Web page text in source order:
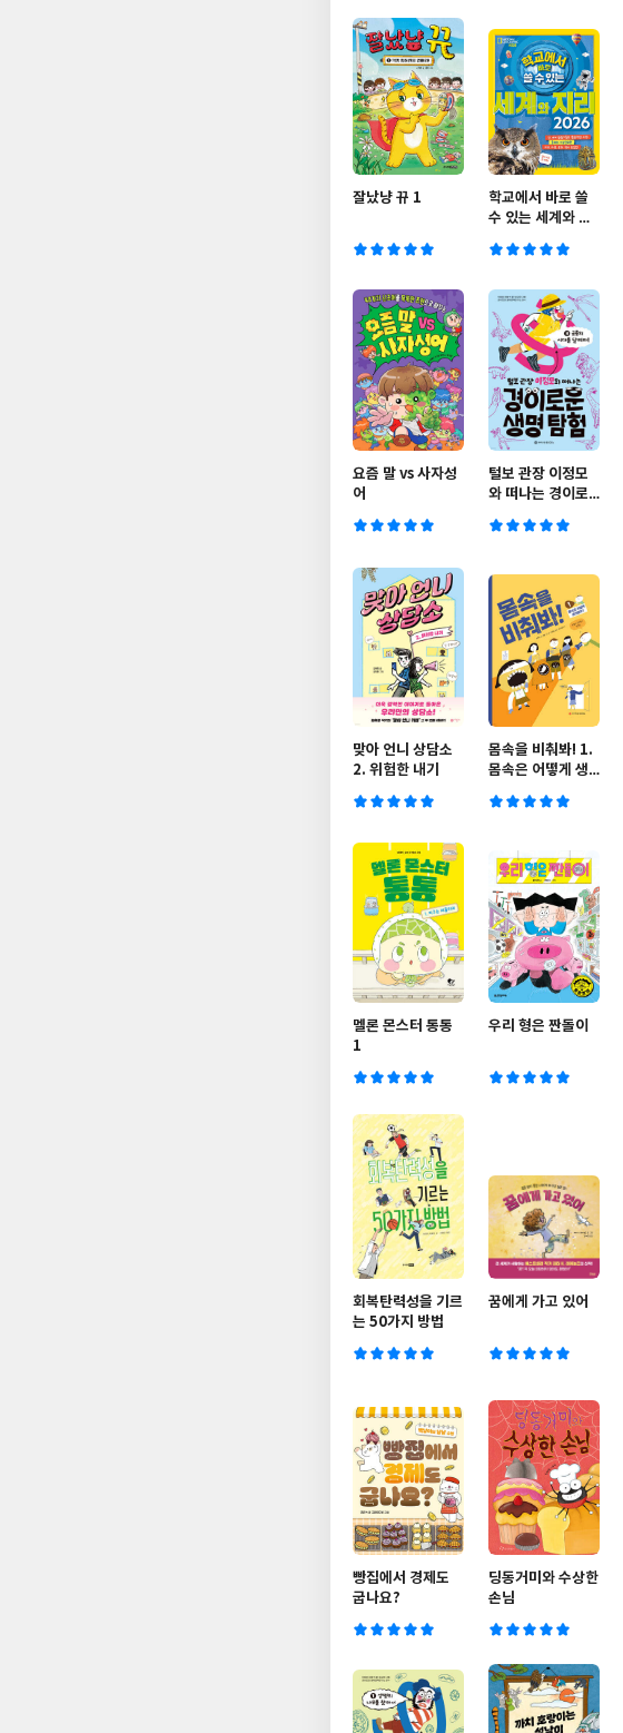
잘났냥 뀨 1
학교에서 바로 쓸
수 있는 세계와 지
요즘 말 vs 사자성
어
털보 관장 이정모
와 떠나는 경이로
맞아 언니 상담소
2. 위험한 내기
몸속을 비춰봐! 1.
몸속은 어떻게 생
멜론 몬스터 통통
1
우리 형은 짠돌이
회복탄력성을 기르
는 50가지 방법
꿈에게 가고 있어
빵집에서 경제도
굽나요?
딩동거미와 수상한
손님